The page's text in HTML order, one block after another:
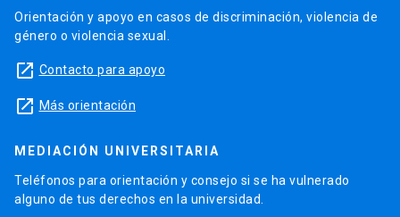
Orientación y apoyo en casos de discriminación, violencia de
género o violencia sexual.
launch Contacto para apoyo
launch Más orientación
MEDIACIÓN UNIVERSITARIA
Teléfonos para orientación y consejo si se ha vulnerado
alguno de tus derechos en la universidad.